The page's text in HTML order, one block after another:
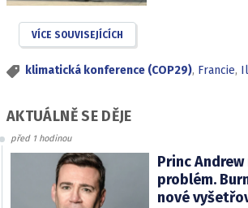
VÍCE SOUVISEJÍCÍCH
klimatická konference (COP29), Francie,
AKTUÁLNĚ SE DĚJE
před 1 hodinou
Princ
problém.
nové